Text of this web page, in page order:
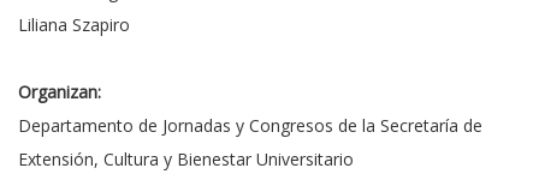
Liliana Szapiro
Organizan:
Departamento de Jornadas y Congresos de la Secretaría de
Extensión, Cultura y Bienestar Universitario